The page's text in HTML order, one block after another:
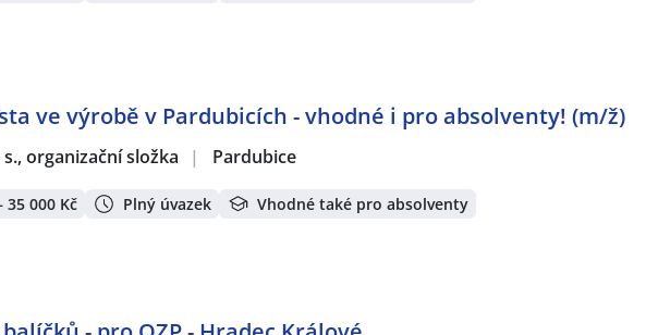
ve výrobě v Pardubicích - vhodné i pro absolventy! (m/ž)
organizační složka | Pardubice
35 000 Kč Plný úvazek Vhodné také pro absolventy